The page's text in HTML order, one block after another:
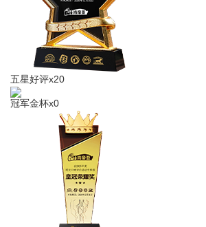
五星好评x20
冠军金杯x0